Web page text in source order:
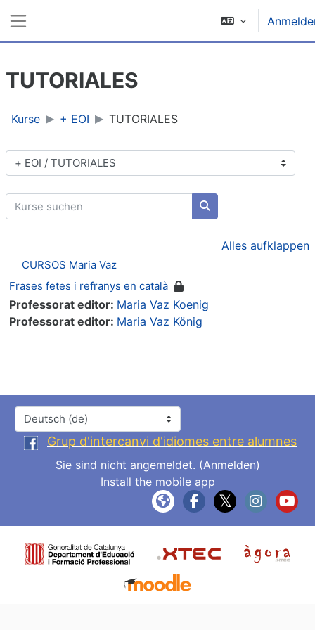
TUTORIALES
Kurse + EOI TUTORIALES
Kursbereiche
Kurse suchen
Kurse suchen
Alles aufklappen
CURSOS Maria Vaz
Frases fetes i refranys en català
Professorat editor: Maria Vaz Koenig
Professorat editor: Maria Vaz König
Sprache
Grup d'intercanvi d'idiomes entre alumnes
Sie sind nicht angemeldet. (Anmelden)
Install the mobile app